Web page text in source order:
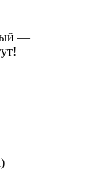
—